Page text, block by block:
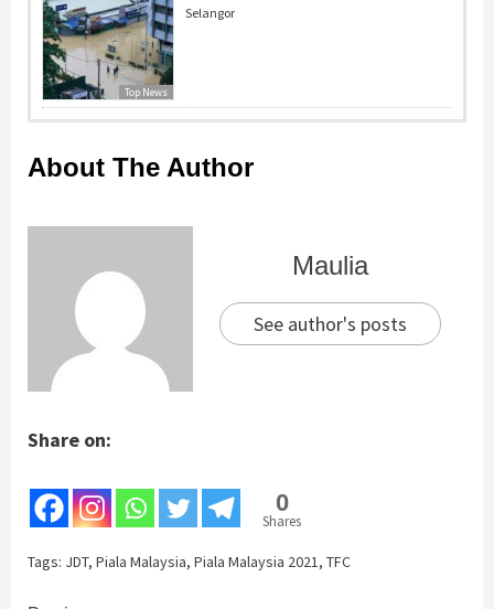
Top News
Selangor
About The Author
Maulia
See author's posts
Share on:
0
Shares
Tags: JDT, Piala Malaysia, Piala Malaysia 2021, TFC